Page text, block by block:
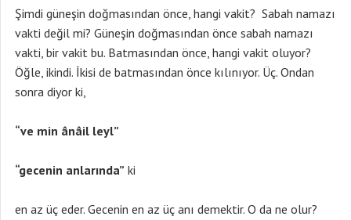
Şimdi güneşin doğmasından önce, hangi vakit? Sabah namazı
vakti değil mi? Güneşin doğmasından önce sabah namazı
vakti, bir vakit bu. Batmasından önce, hangi vakit oluyor?
Öğle, ikindi. İkisi de batmasından önce kılınıyor. Üç. Ondan
sonra diyor ki,
“ve min ânâil leyl”
“gecenin anlarında” ki
en az üç eder. Gecenin en az üç anı demektir. O da ne olur?